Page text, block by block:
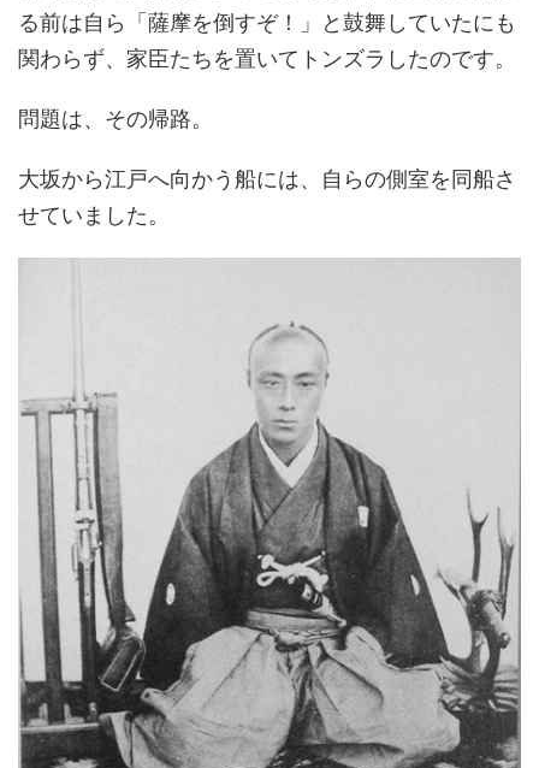
る前は自ら「薩摩を倒すぞ！」と鼓舞していたにも
関わらず、家臣たちを置いてトンズラしたのです。
問題は、その帰路。
大坂から江戸へ向かう船には、自らの側室を同船さ
せていました。